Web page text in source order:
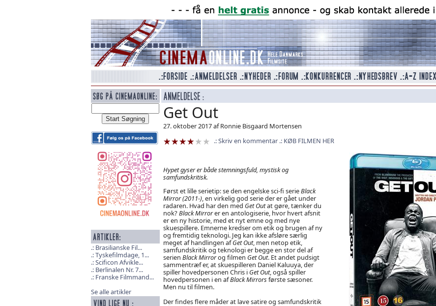
Brasilianske Fil...
Tyskefilmdage, 1...
Scificon Afvikle...
Berlinalen Nr. 7...
Franske Filmmand...
Se alle artikler
Get Out
27. oktober 2017 af Ronnie Bisgaard Mortensen
Skriv en kommentar
KØB FILMEN HER
Hypet gyser er både stemningsfuld, mystisk og
samfundskritisk.
Først et lille serietip: se den engelske sci-fi serieBlack
Mirror (2011-), en virkelig god serie der er gået under
radaren. Hvad har den med Get Outat gøre, tænker du
nok?Black Mirrorer en antologiserie, hvor hvert afsnit
er en ny historie, med et nyt emne og med nye
skuespillere. Emnerne kredser om etik og brugen af ny
og fremtidig teknologi. Jeg kan ikke afsløre særlig
meget af handlingen afGet Out, men netop etik,
samfundskritik og teknologi er begge en stor del af
serien Black Mirrorog filmen Get Out. Et andet pudsigt
sammentræf er, at skuespilleren Daniel Kaluuya, der
spiller hovedpersonen Chris i Get Out, også spiller
hovedpersonen i en afBlack Mirrors første sæsoner.
Men nu til filmen.
Der findes flere måder at lave satire og samfundskritik